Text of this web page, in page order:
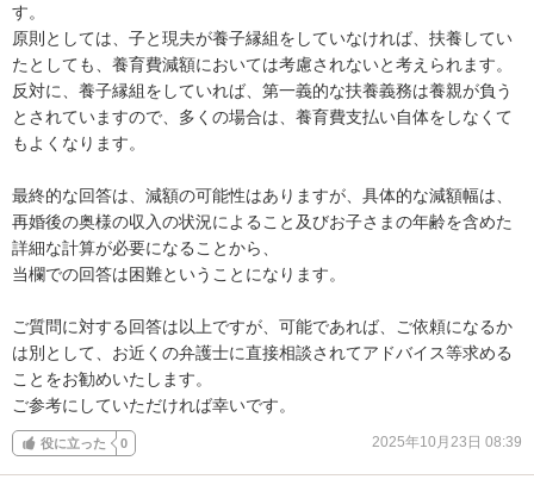
す。
原則としては、子と現夫が養子縁組をしていなければ、扶養してい
たとしても、養育費減額においては考慮されないと考えられます。
反対に、養子縁組をしていれば、第一義的な扶養義務は養親が負う
とされていますので、多くの場合は、養育費支払い自体をしなくて
もよくなります。
最終的な回答は、減額の可能性はありますが、具体的な減額幅は、
再婚後の奥様の収入の状況によること及びお子さまの年齢を含めた
詳細な計算が必要になることから、
当欄での回答は困難ということになります。
ご質問に対する回答は以上ですが、可能であれば、ご依頼になるか
は別として、お近くの弁護士に直接相談されてアドバイス等求める
ことをお勧めいたします。
ご参考にしていただければ幸いです。
役に立った 0 2025年10月23日 08:39